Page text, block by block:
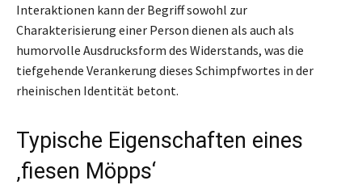
Interaktionen kann der Begriff sowohl zur
Charakterisierung einer Person dienen als auch als
humorvolle Ausdrucksform des Widerstands, was die
tiefgehende Verankerung dieses Schimpfwortes in der
rheinischen Identität betont.
Typische Eigenschaften eines
‚fiesen Möpps‘